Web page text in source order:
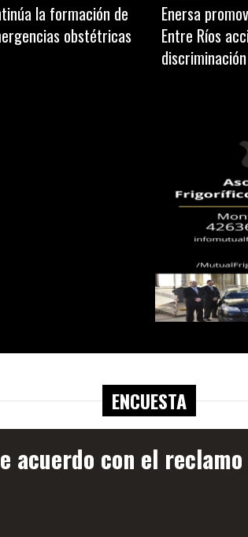
la formación de
obstétricas
Enersa
Entre Ríos
discriminación
ENCUESTA
acuerdo con el